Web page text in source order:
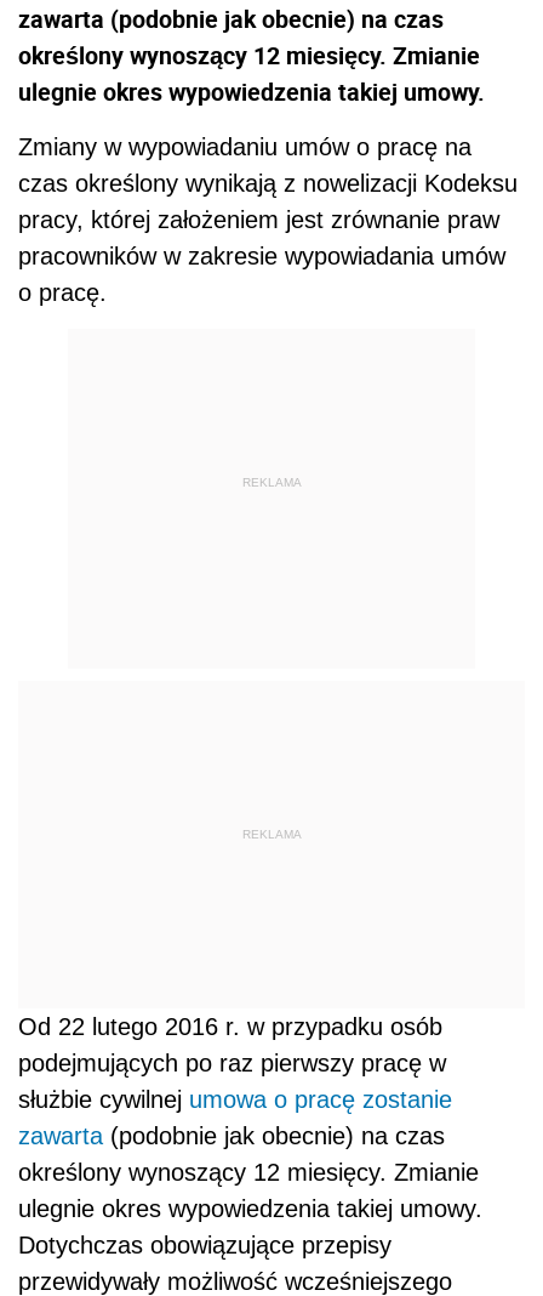
zawarta (podobnie jak obecnie) na czas
określony wynoszący 12 miesięcy. Zmianie
ulegnie okres wypowiedzenia takiej umowy.
Zmiany w wypowiadaniu umów o pracę na
czas określony wynikają z nowelizacji Kodeksu
pracy, której założeniem jest zrównanie praw
pracowników w zakresie wypowiadania umów
o pracę.
REKLAMA
REKLAMA
Od 22 lutego 2016 r. w przypadku osób
podejmujących po raz pierwszy pracę w
służbie cywilnej umowa o pracę zostanie
zawarta (podobnie jak obecnie) na czas
określony wynoszący 12 miesięcy. Zmianie
ulegnie okres wypowiedzenia takiej umowy.
Dotychczas obowiązujące przepisy
przewidywały możliwość wcześniejszego